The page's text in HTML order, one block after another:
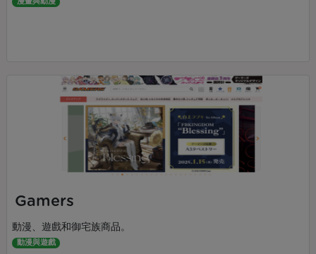
Gamers
動漫、遊戲和御宅族商品。
動漫與遊戲